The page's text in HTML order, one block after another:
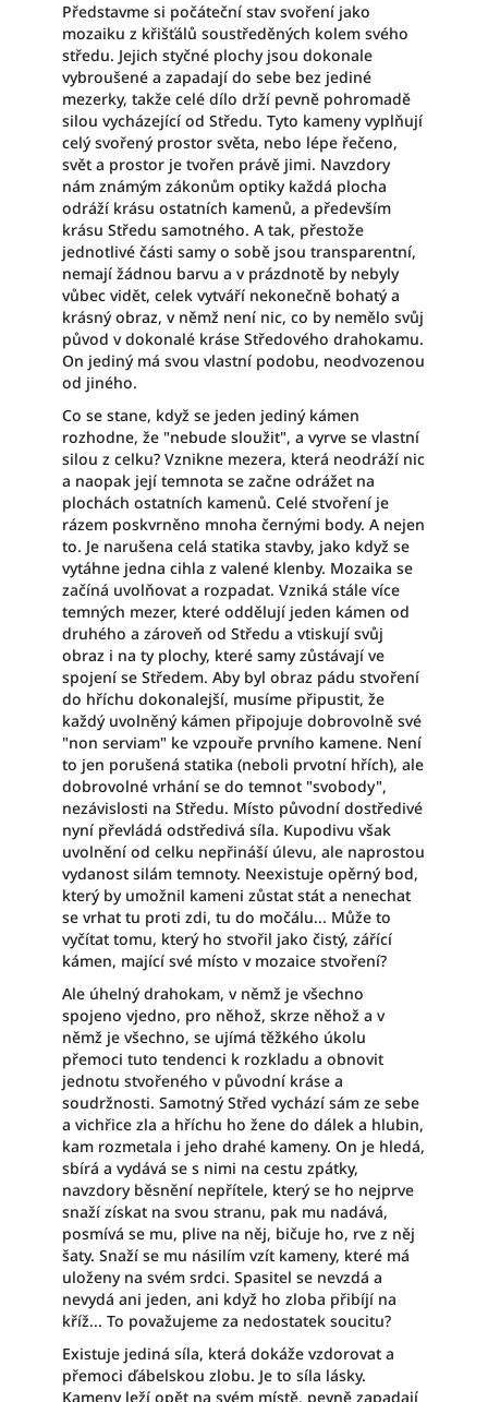
Představme si počáteční stav svoření jako
mozaiku z křišťálů soustředěných kolem svého
středu. Jejich styčné plochy jsou dokonale
vybroušené a zapadají do sebe bez jediné
mezerky, takže celé dílo drží pevně pohromadě
silou vycházející od Středu. Tyto kameny vyplňují
celý svořený prostor světa, nebo lépe řečeno,
svět a prostor je tvořen právě jimi. Navzdory
nám známým zákonům optiky každá plocha
odráží krásu ostatních kamenů, a především
krásu Středu samotného. A tak, přestože
jednotlivé části samy o sobě jsou transparentní,
nemají žádnou barvu a v prázdnotě by nebyly
vůbec vidět, celek vytváří nekonečně bohatý a
krásný obraz, v němž není nic, co by nemělo svůj
původ v dokonalé kráse Středového drahokamu.
On jediný má svou vlastní podobu, neodvozenou
od jiného.
Co se stane, když se jeden jediný kámen
rozhodne, že "nebude sloužit", a vyrve se vlastní
silou z celku? Vznikne mezera, která neodráží nic
a naopak její temnota se začne odrážet na
plochách ostatních kamenů. Celé stvoření je
rázem poskvrněno mnoha černými body. A nejen
to. Je narušena celá statika stavby, jako když se
vytáhne jedna cihla z valené klenby. Mozaika se
začíná uvolňovat a rozpadat. Vzniká stále více
temných mezer, které oddělují jeden kámen od
druhého a zároveň od Středu a vtiskují svůj
obraz i na ty plochy, které samy zůstávají ve
spojení se Středem. Aby byl obraz pádu stvoření
do hříchu dokonalejší, musíme připustit, že
každý uvolněný kámen připojuje dobrovolně své
"non serviam" ke vzpouře prvního kamene. Není
to jen porušená statika (neboli prvotní hřích), ale
dobrovolné vrhání se do temnot "svobody",
nezávislosti na Středu. Místo původní dostředivé
nyní převládá odstředivá síla. Kupodivu však
uvolnění od celku nepřináší úlevu, ale naprostou
vydanost silám temnoty. Neexistuje opěrný bod,
který by umožnil kameni zůstat stát a nenechat
se vrhat tu proti zdi, tu do močálu... Může to
vyčítat tomu, který ho stvořil jako čistý, zářící
kámen, mající své místo v mozaice stvoření?
Ale úhelný drahokam, v němž je všechno
spojeno vjedno, pro něhož, skrze něhož a v
němž je všechno, se ujímá těžkého úkolu
přemoci tuto tendenci k rozkladu a obnovit
jednotu stvořeného v původní kráse a
soudržnosti. Samotný Střed vychází sám ze sebe
a vichřice zla a hříchu ho žene do dálek a hlubin,
kam rozmetala i jeho drahé kameny. On je hledá,
sbírá a vydává se s nimi na cestu zpátky,
navzdory běsnění nepřítele, který se ho nejprve
snaží získat na svou stranu, pak mu nadává,
posmívá se mu, plive na něj, bičuje ho, rve z něj
šaty. Snaží se mu násilím vzít kameny, které má
uloženy na svém srdci. Spasitel se nevzdá a
nevydá ani jeden, ani když ho zloba přibíjí na
kříž... To považujeme za nedostatek soucitu?
Existuje jediná síla, která dokáže vzdorovat a
přemoci ďábelskou zlobu. Je to síla lásky.
Kameny leží opět na svém místě, pevně zapadají